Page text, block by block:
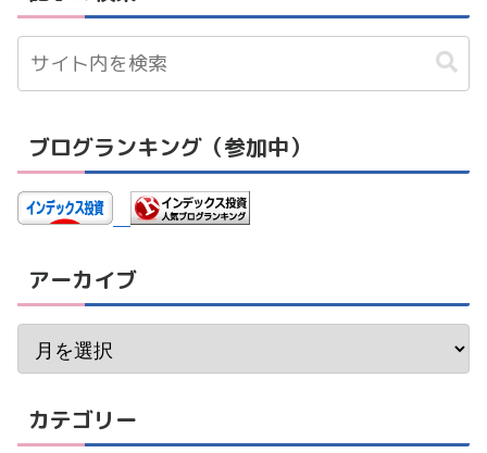
ブログランキング（参加中）
アーカイブ
カテゴリー